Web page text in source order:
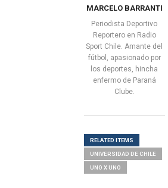
MARCELO BARRANTI
Periodista Deportivo
Reportero en Radio
Sport Chile. Amante del
fútbol, apasionado por
los deportes, hincha
enfermo de Paraná
Clube.
RELATED ITEMS
UNIVERSIDAD DE CHILE
UNO X UNO